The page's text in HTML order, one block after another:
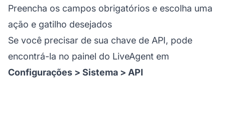
Preencha os campos obrigatórios e escolha uma
ação e gatilho desejados
Se você precisar de sua chave de API, pode
encontrá-la no painel do LiveAgent em
Configurações > Sistema > API